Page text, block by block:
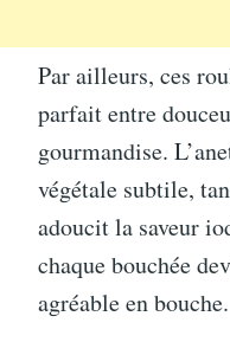
Par ailleurs, ces
parfait entre
gourmandise.
végétale subtile,
adoucit la saveur
chaque bouchée
agréable en bouche.